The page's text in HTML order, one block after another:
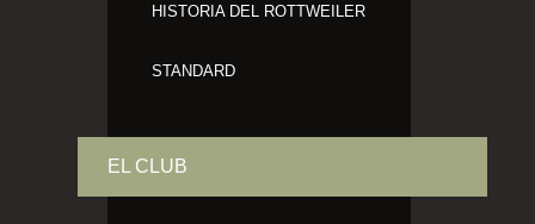
HISTORIA DEL ROTTWEILER
STANDARD
EL CLUB